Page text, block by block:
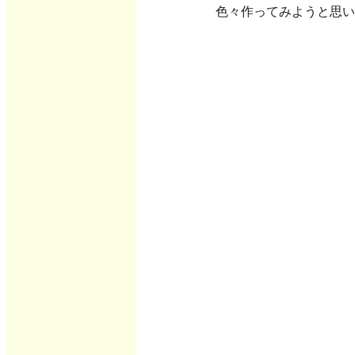
色々作ってみようと思